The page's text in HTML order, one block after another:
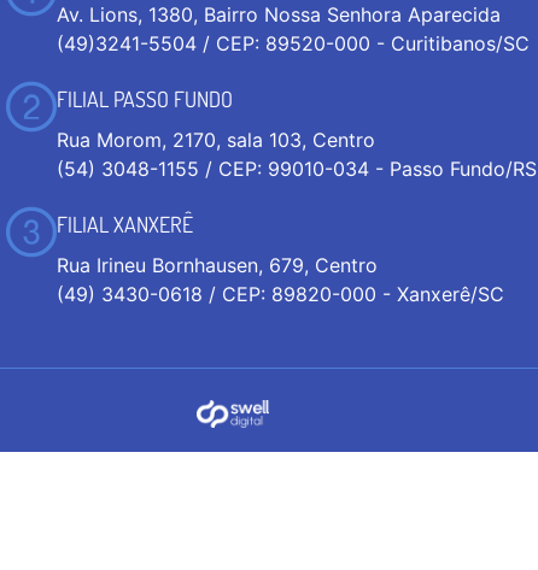
Av. Lions, 1380, Bairro Nossa Senhora Aparecida
(49)3241-5504 / CEP: 89520-000 - Curitibanos/SC
FILIAL PASSO FUNDO
Rua Morom, 2170, sala 103, Centro
(54) 3048-1155 / CEP: 99010-034 - Passo Fundo/RS
FILIAL XANXERÊ
Rua Irineu Bornhausen, 679, Centro
(49) 3430-0618 / CEP: 89820-000 - Xanxerê/SC